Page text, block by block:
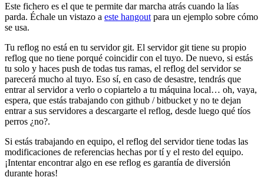
Este fichero es el que te permite dar marcha atrás cuando la lías
parda. Échale un vistazo a este hangout para un ejemplo sobre cómo
se usa.
Tu reflog no está en tu servidor git. El servidor git tiene su propio
reflog que no tiene porqué coincidir con el tuyo. De nuevo, si estás
tu solo y haces push de todas tus ramas, el reflog del servidor se
parecerá mucho al tuyo. Eso sí, en caso de desastre, tendrás que
entrar al servidor a verlo o copiartelo a tu máquina local… oh, vaya,
espera, que estás trabajando con github / bitbucket y no te dejan
entrar a sus servidores a descargarte el reflog, desde luego qué tíos
perros ¿no?.
Si estás trabajando en equipo, el reflog del servidor tiene todas las
modificaciones de referencias hechas por tí y el resto del equipo.
¡Intentar encontrar algo en ese reflog es garantía de diversión
durante horas!